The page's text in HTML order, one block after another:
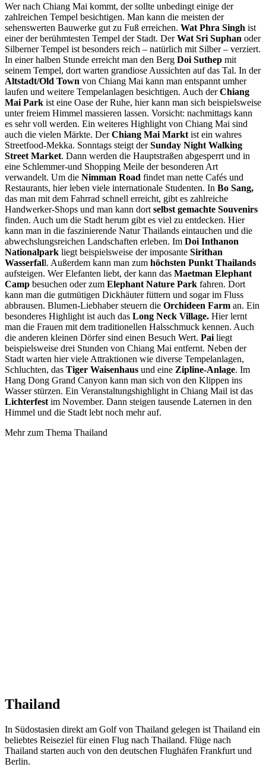
Wer nach Chiang Mai kommt, der sollte unbedingt einige der
zahlreichen Tempel besichtigen. Man kann die meisten der
sehenswerten Bauwerke gut zu Fuß erreichen. Wat Phra Singh ist
einer der berühmtesten Tempel der Stadt. DerWat Sri Suphan oder
Silberner Tempel ist besonders reich – natürlich mit Silber – verziert.
In einer halben Stunde erreicht man den Berg Doi Suthep mit
seinem Tempel, dort warten grandiose Aussichten auf das Tal. In der
Altstadt/Old Town von Chiang Mai kann man entspannt umher
laufen und weitere Tempelanlagen besichtigen. Auch derChiang
Mai Park ist eine Oase der Ruhe, hier kann man sich beispielsweise
unter freiem Himmel massieren lassen. Vorsicht: nachmittags kann
es sehr voll werden. Ein weiteres Highlight von Chiang Mai sind
auch die vielen Märkte. DerChiang Mai Markt ist ein wahres
Streetfood-Mekka. Sonntags steigt derSunday Night Walking
Street Market. Dann werden die Hauptstraßen abgesperrt und in
eine Schlemmer-und Shopping Meile der besonderen Art
verwandelt. Um die Nimman Road findet man nette Cafés und
Restaurants, hier leben viele internationale Studenten. In Bo Sang,
das man mit dem Fahrrad schnell erreicht, gibt es zahlreiche
Handwerker-Shops und man kann dort selbst gemachte Souvenirs
finden. Auch um die Stadt herum gibt es viel zu entdecken. Hier
kann man in die faszinierende Natur Thailands eintauchen und die
abwechslungsreichen Landschaften erleben. Im Doi Inthanon
Nationalpark liegt beispielsweise der imposante Sirithan
Wasserfall. Außerdem kann man zum höchsten Punkt Thailands
aufsteigen. Wer Elefanten liebt, der kann das Maetman Elephant
Camp besuchen oder zum Elephant Nature Park fahren. Dort
kann man die gutmütigen Dickhäuter füttern und sogar im Fluss
abbrausen. Blumen-Liebhaber steuern die Orchideen Farm an. Ein
besonderes Highlight ist auch das Long Neck Village. Hier lernt
man die Frauen mit dem traditionellen Halsschmuck kennen. Auch
die anderen kleinen Dörfer sind einen Besuch Wert. Pai liegt
beispielsweise drei Stunden von Chiang Mai entfernt. Neben der
Stadt warten hier viele Attraktionen wie diverse Tempelanlagen,
Schluchten, das Tiger Waisenhaus und eine Zipline-Anlage. Im
Hang Dong Grand Canyon kann man sich von den Klippen ins
Wasser stürzen. Ein Veranstaltungshighlight in Chiang Mail ist das
Lichterfest im November. Dann steigen tausende Laternen in den
Himmel und die Stadt lebt noch mehr auf.
Mehr zum Thema Thailand
Thailand
In Südostasien direkt am Golf von Thailand gelegen ist Thailand ein
beliebtes Reiseziel für einen Flug nach Thailand. Flüge nach
Thailand starten auch von den deutschen Flughäfen Frankfurt und
Berlin.